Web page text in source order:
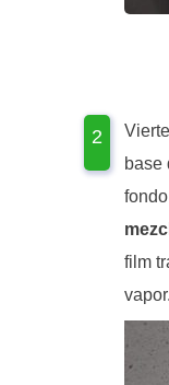
base
film
vapor.